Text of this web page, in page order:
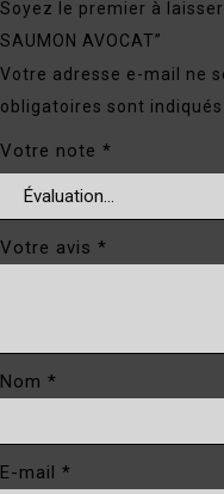
Soyez le premier à laisser
SAUMON AVOCAT”
Votre adresse e-mail ne
obligatoires sont
Votre note *
Votre avis *
Nom *
E-mail *